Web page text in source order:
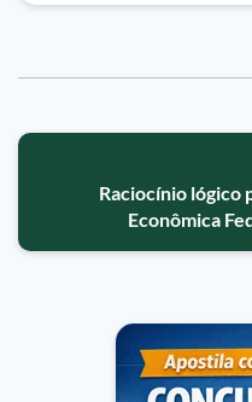
Raciocínio lógico
Econômica